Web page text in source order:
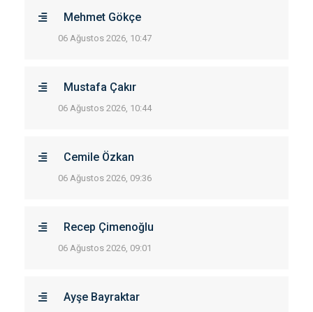
Mehmet Gökçe
06 Ağustos 2026, 10:47
Mustafa Çakır
06 Ağustos 2026, 10:44
Cemile Özkan
06 Ağustos 2026, 09:36
Recep Çimenoğlu
06 Ağustos 2026, 09:01
Ayşe Bayraktar